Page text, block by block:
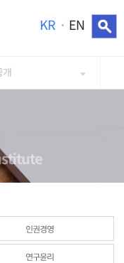
KR EN
개
인권경영
연구윤리